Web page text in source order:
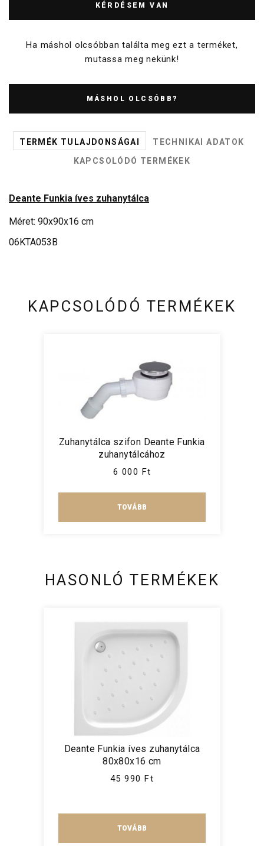
KÉRDÉSEM VAN
Ha máshol olcsóbban találta meg ezt a terméket,
mutassa meg nekünk!
MÁSHOL OLCSÓBB?
TERMÉK TULAJDONSÁGAI
TECHNIKAI ADATOK
KAPCSOLÓDÓ TERMÉKEK
Deante Funkia íves zuhanytálca
Méret: 90x90x16 cm
06KTA053B
KAPCSOLÓDÓ TERMÉKEK
Zuhanytálca szifon Deante Funkia
zuhanytálcához
6 000 Ft
TOVÁBB
HASONLÓ TERMÉKEK
Deante Funkia íves zuhanytálca
80x80x16 cm
45 990 Ft
TOVÁBB